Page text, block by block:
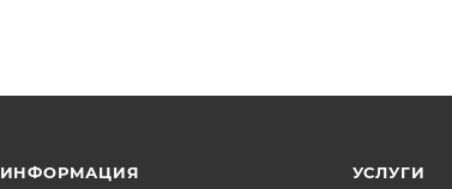
ИНФОРМАЦИЯ УСЛУГИ